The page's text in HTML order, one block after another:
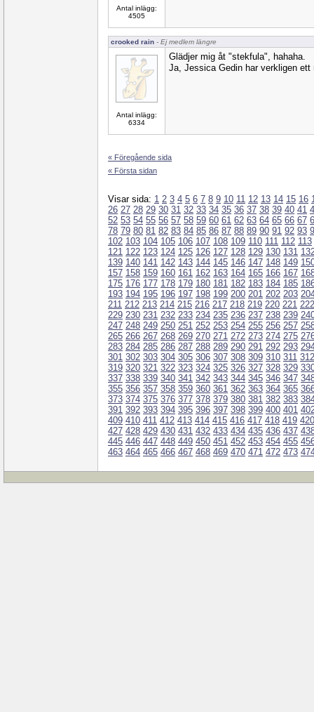
Antal inlägg:
4505
crooked rain - Ej medlem längre
Antal inlägg:
6334
Glädjer mig åt "stekfula", hahaha.
Ja, Jessica Gedin har verkligen ett
« Föregående sida
« Första sidan
Visar sida: 1 2 3 4 5 6 7 8 9 10 11 12 13 14 15 16
26 27 28 29 30 31 32 33 34 35 36 37 38 39 40 41
52 53 54 55 56 57 58 59 60 61 62 63 64 65 66 67
78 79 80 81 82 83 84 85 86 87 88 89 90 91 92 93
102 103 104 105 106 107 108 109 110 111 112 113
121 122 123 124 125 126 127 128 129 130 131
139 140 141 142 143 144 145 146 147 148 149
157 158 159 160 161 162 163 164 165 166 167
175 176 177 178 179 180 181 182 183 184 185
193 194 195 196 197 198 199 200 201 202 203
211 212 213 214 215 216 217 218 219 220 221 222
229 230 231 232 233 234 235 236 237 238 239
247 248 249 250 251 252 253 254 255 256 257
265 266 267 268 269 270 271 272 273 274 275
283 284 285 286 287 288 289 290 291 292 293
301 302 303 304 305 306 307 308 309 310 311 312
319 320 321 322 323 324 325 326 327 328 329
337 338 339 340 341 342 343 344 345 346 347
355 356 357 358 359 360 361 362 363 364 365
373 374 375 376 377 378 379 380 381 382 383
391 392 393 394 395 396 397 398 399 400 401
409 410 411 412 413 414 415 416 417 418 419 420
427 428 429 430 431 432 433 434 435 436 437
445 446 447 448 449 450 451 452 453 454 455
463 464 465 466 467 468 469 470 471 472 473